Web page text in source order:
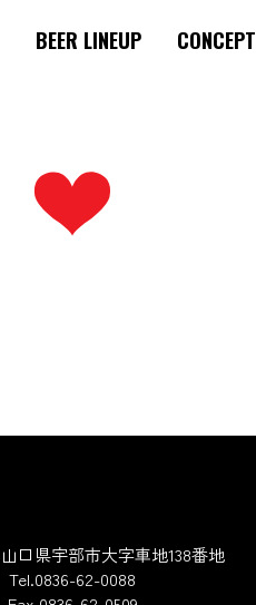
BEER LINEUP CONCEPT
山口県宇部市大字車地138番地
Tel.0836-62-0088